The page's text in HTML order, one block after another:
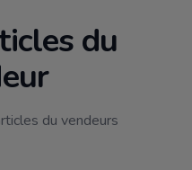
du
du vendeurs